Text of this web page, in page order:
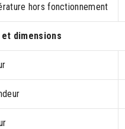
hors fonctionnement
et dimensions